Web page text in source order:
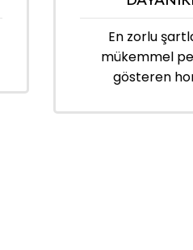
En zorlu
mükemmel
gösteren